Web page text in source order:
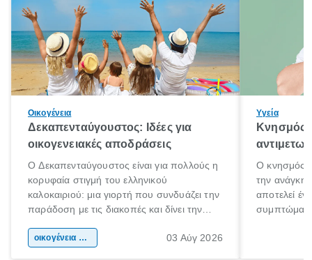
Οικογένεια
Δεκαπενταύγουστος: Ιδέες για
οικογενειακές αποδράσεις
Ο Δεκαπενταύγουστος είναι για πολλούς η
κορυφαία στιγμή του ελληνικού
καλοκαιριού: μια γιορτή που συνδυάζει την
παράδοση με τις διακοπές και δίνει την
χώρας. Είτε πρόκειται για λίγες μέρες
οικογένεια & παιδί 03 Αύγ 2026
Υγεία
Κνησμός:
Ο κνησμός
την ανάγκη
αποτελεί